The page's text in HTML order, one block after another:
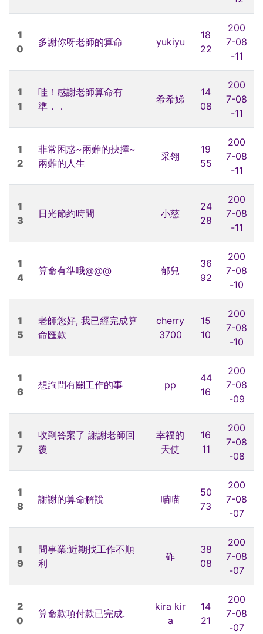
1
0
多謝你呀老師的算命 yukiyu
18
22
200
7-08
-11
1
1
哇！感謝老師算命有
準．．
希希娣
14
08
200
7-08
-11
1
2
非常困惑~兩難的抉擇~
兩難的人生
采翎
19
55
200
7-08
-11
1
3
日光節約時間 小慈
24
28
200
7-08
-11
1
4
算命有準哦@@@ 郁兒
36
92
200
7-08
-10
1
5
老師您好, 我已經完成算
命匯款
cherry
3700
15
10
200
7-08
-10
1
6
想詢問有關工作的事 pp
44
16
200
7-08
-09
1
7
收到答案了 謝謝老師回
覆
幸福的
天使
16
11
200
7-08
-08
1
8
謝謝的算命解說 喵喵
50
73
200
7-08
-07
1
9
問事業:近期找工作不順
利
砟
38
08
200
7-08
-07
2
0
算命款項付款已完成.
kira kir
a
14
21
200
7-08
-07